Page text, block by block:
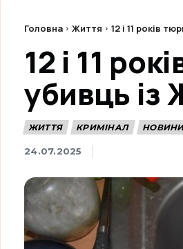
Головна Життя 12 і 11 років
12 і 11
убивць
ЖИТТЯ КРИМІНАЛ
24.07.2025